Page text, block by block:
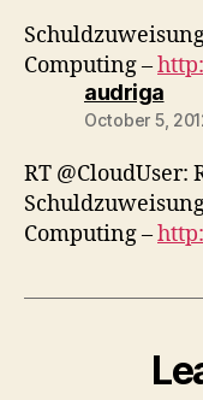
Computing –
audrigasays:
October 5,
RT @CloudUser:
Computing –